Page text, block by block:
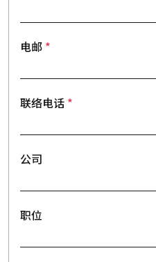
电邮
联络电话
公司
职位